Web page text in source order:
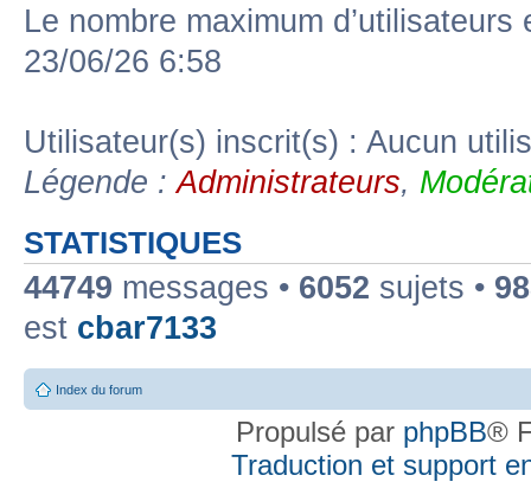
Le nombre maximum
23/06/26 6:58
Utilisateur(s) inscrit(s) : Aucun
Légende :Administrateurs,
STATISTIQUES
44749 messages • 6052 sujets •
est cbar7133
Index du forum
Propulsé par phpBB®
Traduction et support